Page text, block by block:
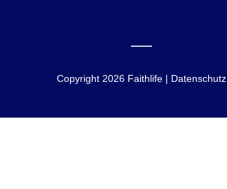
Copyright 2026 Faithlife | Datenschutz